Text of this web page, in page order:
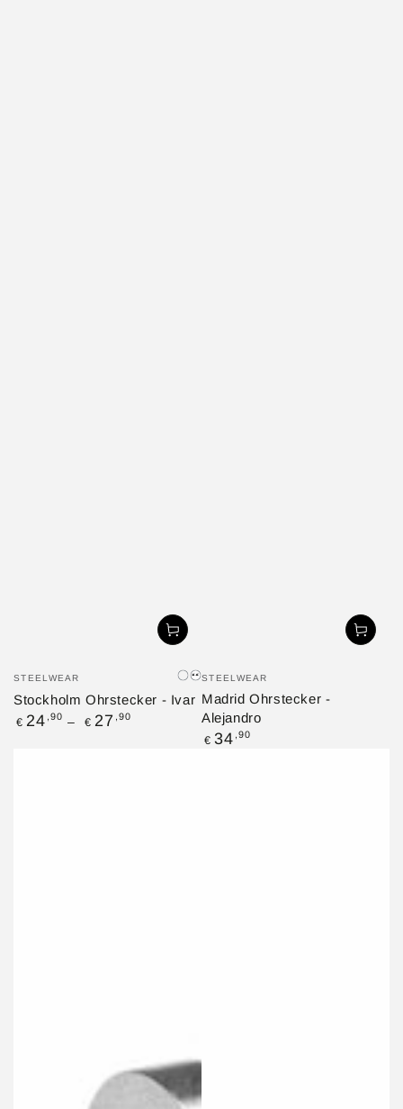
Verkäufer/in:
STEELWEAR Silber
Schwarz
Stockholm Ohrstecker - Ivar
Regulärer
€ 24 ,90 € 27 ,90
Verkäufer/in:
STEELWEAR
Madrid Ohrstecker -
Alejandro
Regulärer
€ 34 ,90